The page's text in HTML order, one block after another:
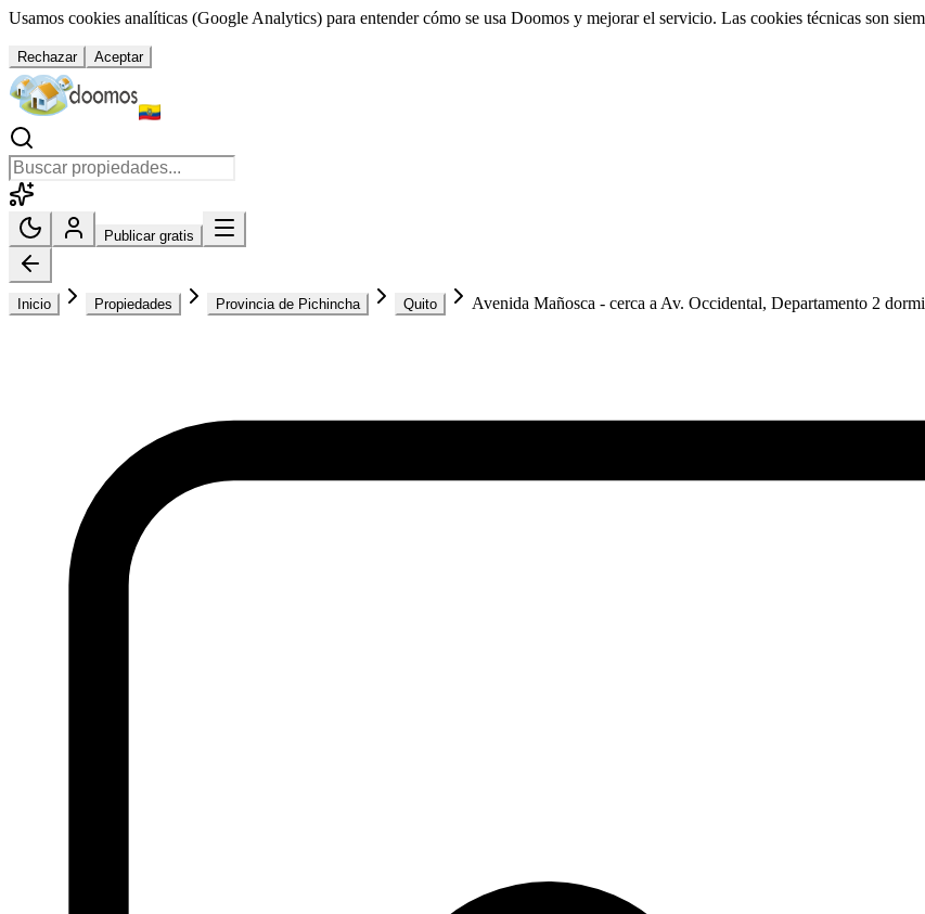
Usamos cookies analíticas (Google Analytics) para entender cómo se usa Doomos y mejorar el servicio. Las cookies técnicas son
Rechazar Aceptar
Publicar gratis
Inicio Propiedades Provincia de Pichincha Quito Avenida Mañosca - cerca a Av. Occidental, Departamento 2